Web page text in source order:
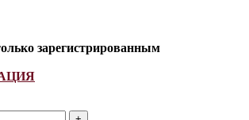
зарегистрированным